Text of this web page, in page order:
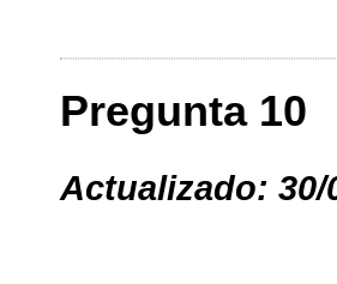
Pregunta 10
Actualizado: 30/